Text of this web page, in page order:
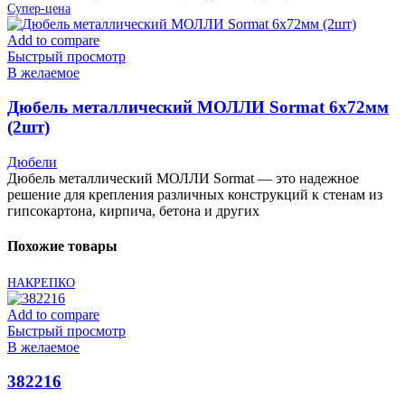
Супер-цена
Add to compare
Быстрый просмотр
В желаемое
Дюбель металлический МОЛЛИ Sormat 6х72мм
(2шт)
Дюбели
Дюбель металлический МОЛЛИ Sormat — это надежное
решение для крепления различных конструкций к стенам из
гипсокартона, кирпича, бетона и других
Похожие товары
НАКРЕПКО
Add to compare
Быстрый просмотр
В желаемое
382216